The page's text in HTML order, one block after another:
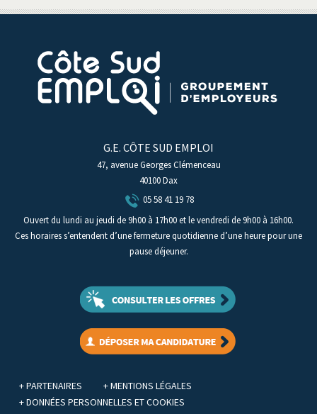
G.E. CÔTE SUD EMPLOI
47, avenue Georges Clémenceau
40100 Dax
05 58 41 19 78
Ouvert du lundi au jeudi de 9h00 à 17h00 et le vendredi de 9h00 à 16h00.
Ces horaires s’entendent d’une fermeture quotidienne d’une heure pour une
pause déjeuner.
+ PARTENAIRES
+ MENTIONS LÉGALES
+ DONNÉES PERSONNELLES ET COOKIES